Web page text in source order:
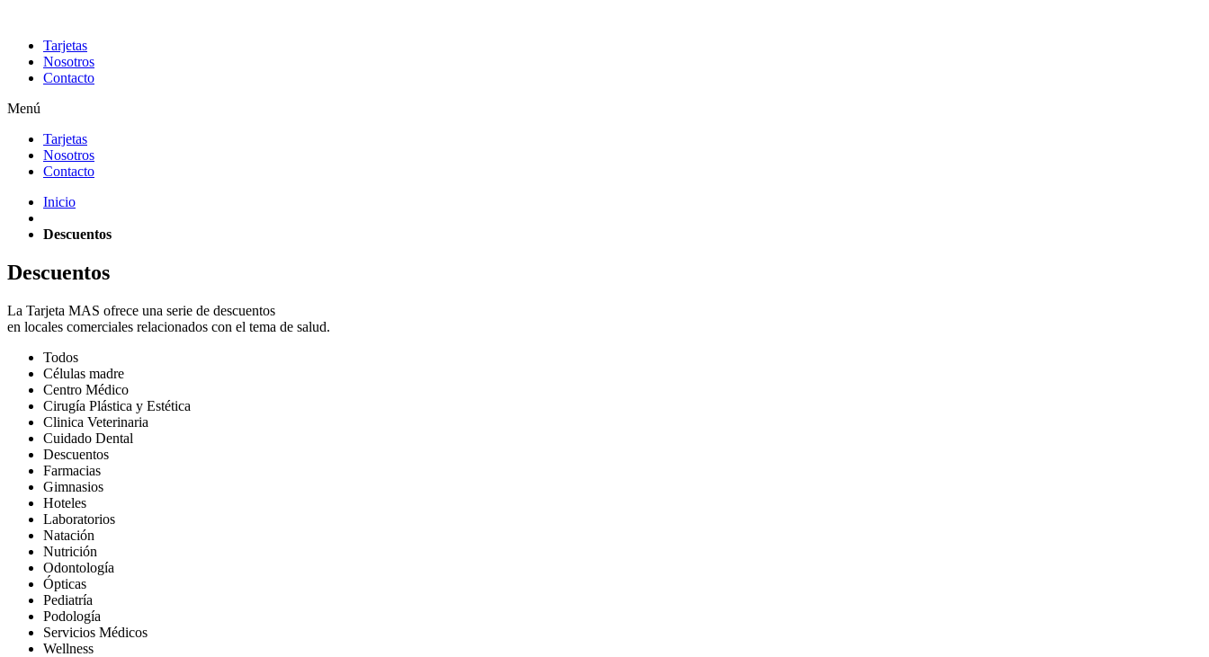
contenidoTarjetas
Nosotros
Contacto
Menú
Tarjetas
Nosotros
Contacto
Inicio
Descuentos
Descuentos
La Tarjeta MAS ofrece una serie de descuentos
en locales comerciales relacionados con el tema de salud.
Todos
Células madre
Centro Médico
Cirugía Plástica y Estética
Clinica Veterinaria
Cuidado Dental
Descuentos
Farmacias
Gimnasios
Hoteles
Laboratorios
Natación
Nutrición
Odontología
Ópticas
Pediatría
Podología
Servicios Médicos
Wellness